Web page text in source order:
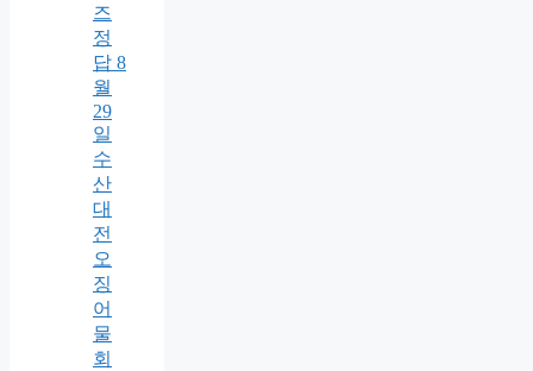
즈
정
답 8
월
29
일
수
산
대
전
오
징
어
물
회